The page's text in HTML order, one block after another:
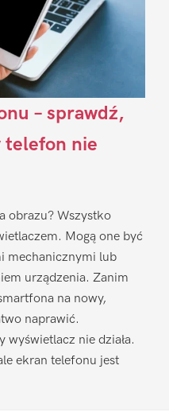
– sprawdź,
telefon nie
obrazu? Wszystko
Mogą one być
mechanicznymi lub
urządzenia. Zanim
na nowy,
naprawić.
wyświetlacz nie działa.
ekran telefonu jest